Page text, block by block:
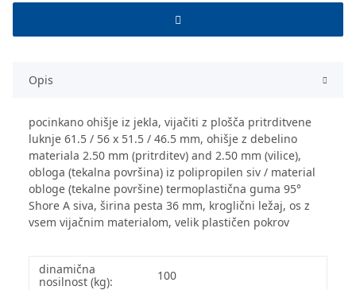
Opis
pocinkano ohišje iz jekla, vijačiti z plošča pritrditvene
luknje 61.5 / 56 x 51.5 / 46.5 mm, ohišje z debelino
materiala 2.50 mm (pritrditev) and 2.50 mm (vilice),
obloga (tekalna površina) iz polipropilen siv / material
obloge (tekalne površine) termoplastična guma 95°
Shore A siva, širina pesta 36 mm, kroglični ležaj, os z
vsem vijačnim materialom, velik plastičen pokrov
dinamična
nosilnost (kg):
100